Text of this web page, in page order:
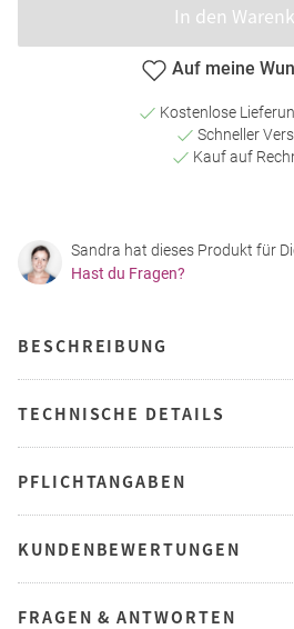
In den
Auf meine
Kostenlose
Schneller
Kauf auf
Sandra hat dieses Produkt für
Hast du Fragen?
BESCHREIBUNG
TECHNISCHE DETAILS
PFLICHTANGABEN
KUNDENBEWERTUNGEN
FRAGEN & ANTWORTEN